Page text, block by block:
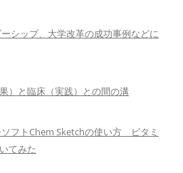
シップ、大学改革の成功事例などに
）と臨床（実践）との間の溝
フトChem Sketchの使い方 ビタミ
てみた